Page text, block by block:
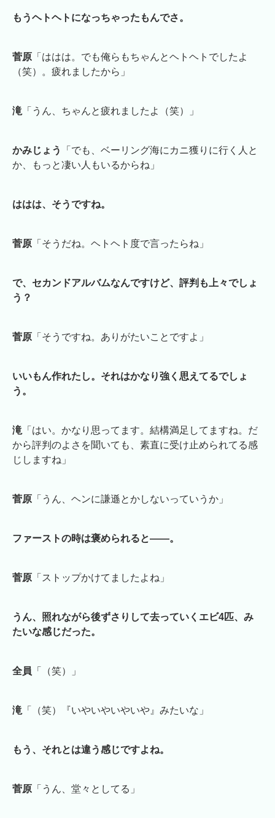
もうヘトヘトになっちゃったもんでさ。
菅原 「ははは。でも俺らもちゃんとヘトヘトでしたよ
（笑）。疲れましたから」
滝 「うん、ちゃんと疲れましたよ（笑）」
かみじょう
「でも、ベーリング海にカニ獲りに行く人と
か、もっと凄い人もいるからね」
ははは、そうですね。
菅原 「そうだね。ヘトヘト度で言ったらね」
で、セカンドアルバムなんですけど、評判も上々でしょ
う？
菅原 「そうですね。ありがたいことですよ」
いいもん作れたし。それはかなり強く思えてるでしょ
う。
滝 「はい。かなり思ってます。結構満足してますね。だ
から評判のよさを聞いても、素直に受け止められてる感
じしますね」
菅原 「うん、ヘンに謙遜とかしないっていうか」
ファーストの時は褒められると――。
菅原 「ストップかけてましたよね」
うん、照れながら後ずさりして去っていくエビ4匹、み
たいな感じだった。
全員 「（笑）」
滝 「（笑）『いやいやいやいや』みたいな」
もう、それとは違う感じですよね。
菅原 「うん、堂々としてる」